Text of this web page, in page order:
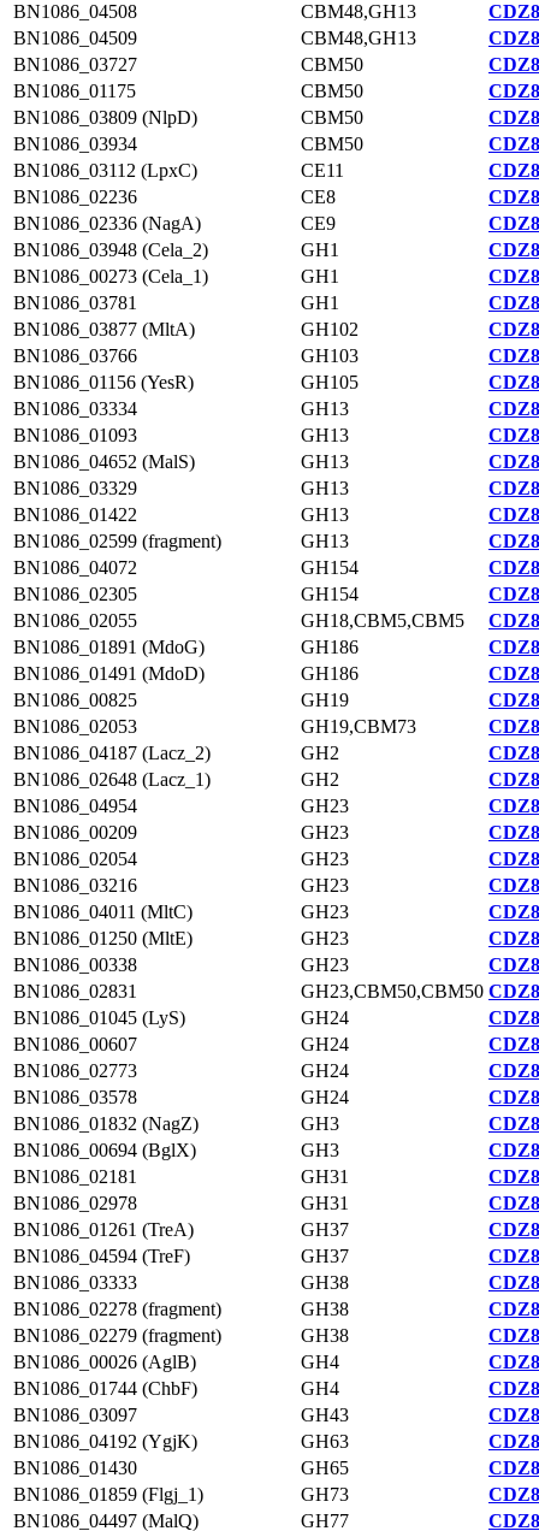
BN1086_04508
CBM48,GH13
BN1086_04509
CBM48,GH13
BN1086_03727
CBM50
BN1086_01175
CBM50
BN1086_03809 (NlpD)
CBM50
BN1086_03934
CBM50
BN1086_03112 (LpxC)
CE11
BN1086_02236
CE8
BN1086_02336 (NagA)
CE9
BN1086_03948 (Cela_2)
GH1
BN1086_00273 (Cela_1)
GH1
BN1086_03781
GH1
BN1086_03877 (MltA)
GH102
BN1086_03766
GH103
BN1086_01156 (YesR)
GH105
BN1086_03334
GH13
BN1086_01093
GH13
BN1086_04652 (MalS)
GH13
BN1086_03329
GH13
BN1086_01422
GH13
BN1086_02599 (fragment)
GH13
BN1086_04072
GH154
BN1086_02305
GH154
BN1086_02055
GH18,CBM5,CBM5
BN1086_01891 (MdoG)
GH186
BN1086_01491 (MdoD)
GH186
BN1086_00825
GH19
BN1086_02053
GH19,CBM73
BN1086_04187 (Lacz_2)
GH2
BN1086_02648 (Lacz_1)
GH2
BN1086_04954
GH23
BN1086_00209
GH23
BN1086_02054
GH23
BN1086_03216
GH23
BN1086_04011 (MltC)
GH23
BN1086_01250 (MltE)
GH23
BN1086_00338
GH23
BN1086_02831
GH23,CBM50,CBM50
BN1086_01045 (LyS)
GH24
BN1086_00607
GH24
BN1086_02773
GH24
BN1086_03578
GH24
BN1086_01832 (NagZ)
GH3
BN1086_00694 (BglX)
GH3
BN1086_02181
GH31
BN1086_02978
GH31
BN1086_01261 (TreA)
GH37
BN1086_04594 (TreF)
GH37
BN1086_03333
GH38
BN1086_02278 (fragment)
GH38
BN1086_02279 (fragment)
GH38
BN1086_00026 (AglB)
GH4
BN1086_01744 (ChbF)
GH4
BN1086_03097
GH43
BN1086_04192 (YgjK)
GH63
BN1086_01430
GH65
BN1086_01859 (Flgj_1)
GH73
BN1086_04497 (MalQ)
GH77